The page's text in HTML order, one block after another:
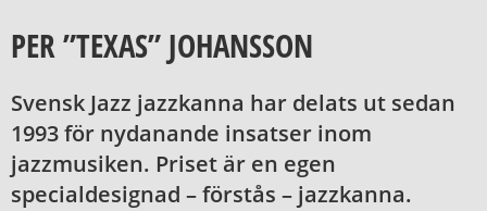
PER ”TEXAS” JOHANSSON
Svensk Jazz jazzkanna har delats ut sedan
1993 för nydanande insatser inom
jazzmusiken. Priset är en egen
specialdesignad – förstås – jazzkanna.